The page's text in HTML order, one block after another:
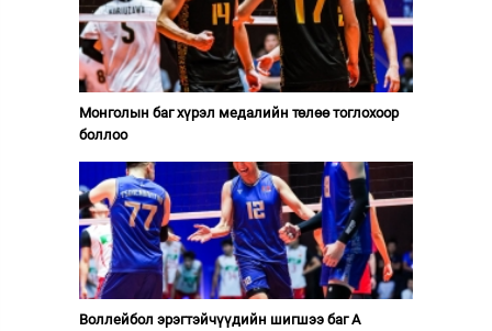
Монголын баг хүрэл медалийн төлөө тоглохоор
боллоо
Воллейбол эрэгтэйчүүдийн шигшээ баг А